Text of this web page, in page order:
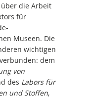
die Arbeit
für
Museen. Die
wichtigen
dem
von
des Labors für
und Stoffen,